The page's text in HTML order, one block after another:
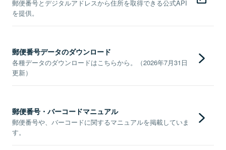
郵便番号とデジタルアドレスから住所を取得できる公式API
を提供。
郵便番号データのダウンロード
各種データのダウンロードはこちらから。（2026年7月31日
更新）
郵便番号・バーコードマニュアル
郵便番号や、バーコードに関するマニュアルを掲載していま
す。